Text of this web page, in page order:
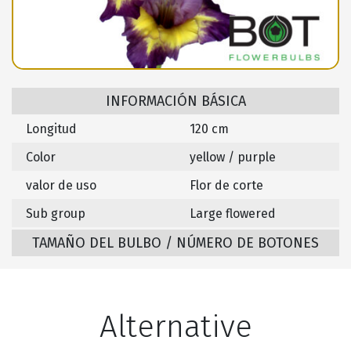
INFORMACIÓN BÁSICA
Longitud
120 cm
Color
yellow / purple
valor de uso
Flor de corte
Sub group
Large flowered
TAMAÑO DEL BULBO / NÚMERO DE BOTONES
Alternative